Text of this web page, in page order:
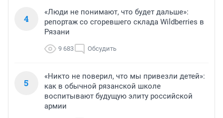
4
«Люди не понимают, что будет дальше»:
репортаж со сгоревшего склада Wildberries в
Рязани
9 683 Обсудить
5
«Никто не поверил, что мы привезли детей»:
как в обычной рязанской школе
воспитывают будущую элиту российской
армии